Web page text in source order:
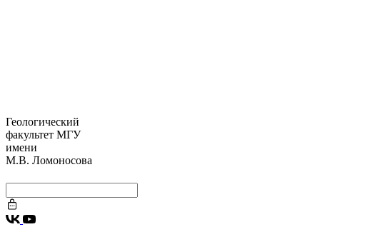
Геологический
факультет МГУ
имени
М.В. Ломоносова